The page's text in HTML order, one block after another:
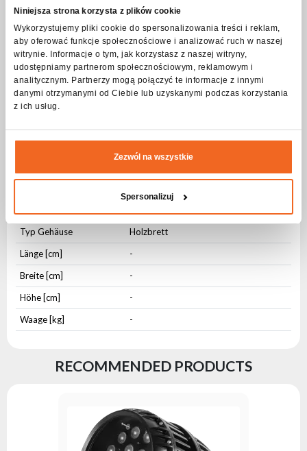
Niniejsza strona korzysta z plików cookie
Wykorzystujemy pliki cookie do spersonalizowania treści i reklam,
aby oferować funkcje społecznościowe i analizować ruch w naszej
witrynie. Informacje o tym, jak korzystasz z naszej witryny,
udostępniamy partnerom społecznościowym, reklamowym i
analitycznym. Partnerzy mogą połączyć te informacje z innymi
danymi otrzymanymi od Ciebie lub uzyskanymi podczas korzystania
z ich usług.
Zezwól na wszystkie
Spersonalizuj
Neigungswinkel verhindert, dass der obere Teil der Box
gelagerten Gegenstände möglich ist.
Mittelteil mit Fächern, gepolstert mit weichem technischem
Schaumstoff, der die gelagerten Gegenstände perfekt vor
Beschädigungen schützt.
An den Seiten der Box befinden sich praktische Griffe zum
Tragen. Die Box ist für Produkte der Serie: Flash Professional
LED Par gedacht.
Spezifikation CASE FOR 6x PAR LED
Typ Gehäuse
Holzbrett
Länge [cm]
-
Breite [cm]
-
Höhe [cm]
-
Waage [kg]
-
RECOMMENDED PRODUCTS